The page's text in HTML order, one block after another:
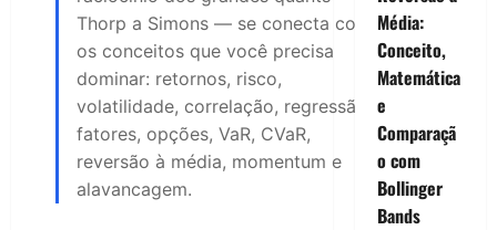
Thorp a Simons — se conecta com
os conceitos que você precisa
dominar: retornos, risco,
volatilidade, correlação, regressão,
fatores, opções, VaR, CVaR,
reversão à média, momentum e
alavancagem.
Média:
Conceito,
Matemática
e
Comparaçã
o com
Bollinger
Bands